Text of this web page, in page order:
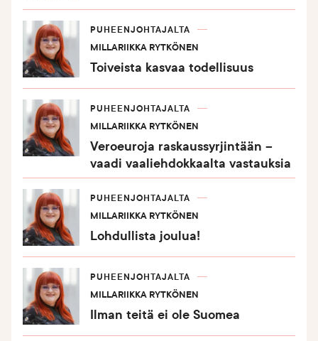
PUHEENJOHTAJALTA
MILLARIIKKA RYTKÖNEN
Toiveista kasvaa todellisuus
PUHEENJOHTAJALTA
MILLARIIKKA RYTKÖNEN
Veroeuroja raskaussyrjintään –
vaadi vaaliehdokkaalta vastauksia
PUHEENJOHTAJALTA
MILLARIIKKA RYTKÖNEN
Lohdullista joulua!
PUHEENJOHTAJALTA
MILLARIIKKA RYTKÖNEN
Ilman teitä ei ole Suomea